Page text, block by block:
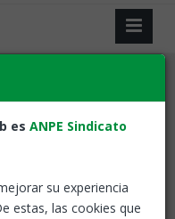
es ANPE Sindicato
su experiencia
estas, las cookies que